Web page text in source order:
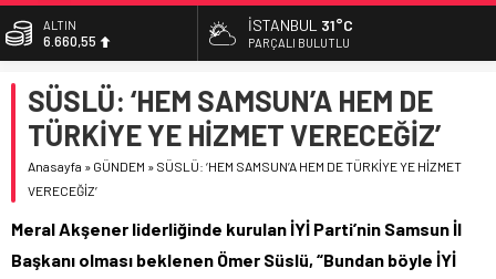
SAMSUNSPOR’DA HEDEF 5’İNCİLİK!
‘BAFRA’YA YATIRIM YAPIN!’
YÖNETİCİ SEÇERKEN YAPILAN EN BÜYÜK HATALAR
ALTIN
6.660,55
13.779,39
DOLAR
47,7111
EURO
İSTANBUL 31°C
PARÇALI BULUTLU
SÜSLÜ: ‘HEM SAMSUN’A HEM DE
TÜRKİYE YE HİZMET VERECEĞİZ’
Anasayfa » GÜNDEM » SÜSLÜ: ‘HEM SAMSUN’A HEM DE TÜRKİYE YE HİZMET
VERECEĞİZ’
Meral Akşener liderliğinde kurulan İYİ Parti’nin Samsun İl
Başkanı olması beklenen Ömer Süslü, “Bundan böyle İYİ